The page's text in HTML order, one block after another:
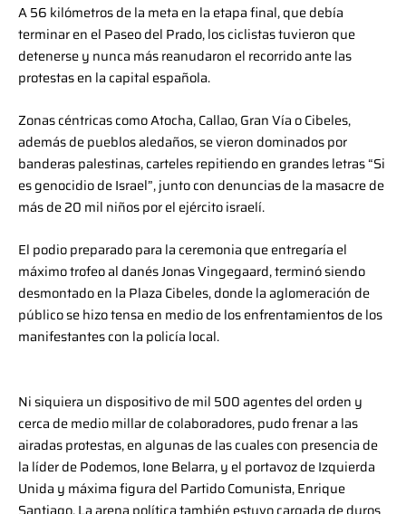
A 56 kilómetros de la meta en la etapa final, que debía
terminar en el Paseo del Prado, los ciclistas tuvieron que
detenerse y nunca más reanudaron el recorrido ante las
protestas en la capital española.
Zonas céntricas como Atocha, Callao, Gran Vía o Cibeles,
además de pueblos aledaños, se vieron dominados por
banderas palestinas, carteles repitiendo en grandes letras “Si
es genocidio de Israel”, junto con denuncias de la masacre de
más de 20 mil niños por el ejército israelí.
El podio preparado para la ceremonia que entregaría el
máximo trofeo al danés Jonas Vingegaard, terminó siendo
desmontado en la Plaza Cibeles, donde la aglomeración de
público se hizo tensa en medio de los enfrentamientos de los
manifestantes con la policía local.
Ni siquiera un dispositivo de mil 500 agentes del orden y
cerca de medio millar de colaboradores, pudo frenar a las
airadas protestas, en algunas de las cuales con presencia de
la líder de Podemos, Ione Belarra, y el portavoz de Izquierda
Unida y máxima figura del Partido Comunista, Enrique
Santiago. La arena política también estuvo cargada de duros